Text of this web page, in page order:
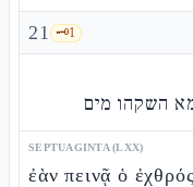
21 🗝️1
השקהו מים
SEPTUAGINTA (LXX)
ἐὰν πεινᾷ ὁ